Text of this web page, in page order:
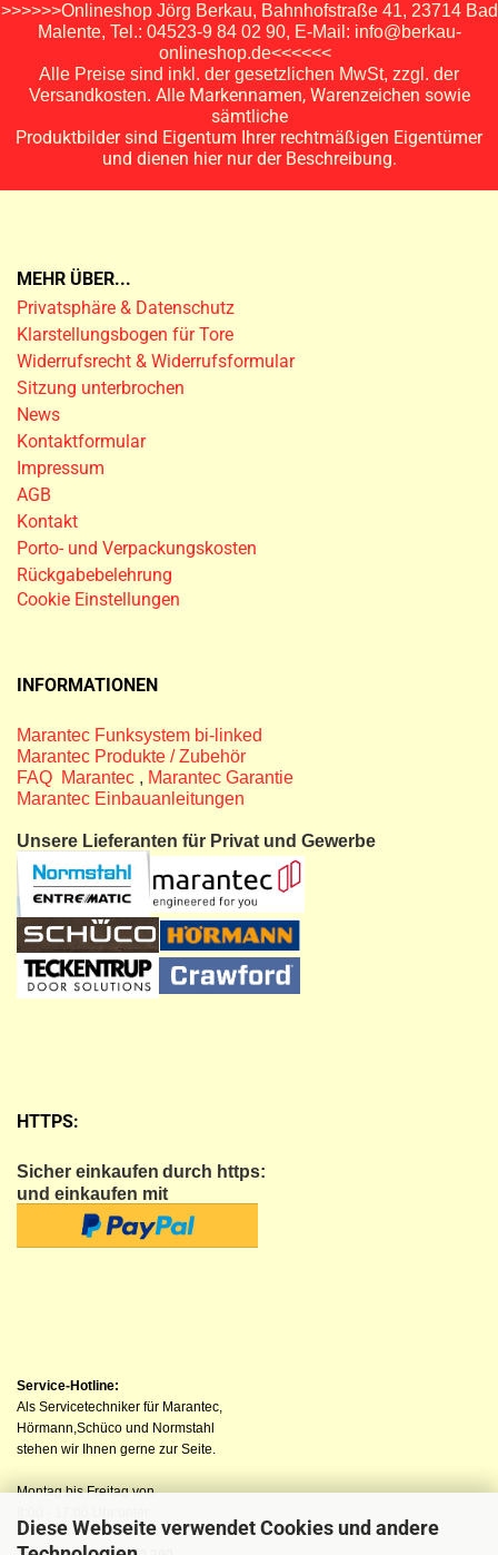
Diese Webseite verwendet Cookies und andere
>>>>>>Onlineshop Jörg Berkau, Bahnhofstraße 41, 23714 Bad
Malente, Tel.: 04523-9 84 02 90, E-Mail: info@berkau-
onlineshop.de<<<<<<
Alle Preise sind inkl. der gesetzlichen MwSt, zzgl. der
Versandkosten. Alle Markennamen, Warenzeichen sowie
sämtliche
Produktbilder sind Eigentum Ihrer rechtmäßigen Eigentümer
und dienen hier nur der Beschreibung.
MEHR ÜBER...
Privatsphäre & Datenschutz
Klarstellungsbogen für Tore
Widerrufsrecht & Widerrufsformular
Sitzung unterbrochen
News
Kontaktformular
Impressum
AGB
Kontakt
Porto- und Verpackungskosten
Rückgabebelehrung
Cookie Einstellungen
INFORMATIONEN
Marantec Funksystem bi-linked
Marantec Produkte / Zubehör
FAQ Marantec , Marantec Garantie
Marantec Einbauanleitungen
Unsere Lieferanten für Privat und Gewerbe
HTTPS:
Sicher einkaufen durch https:
und einkaufen mit
Service-Hotline:
Als Servicetechniker für Marantec,
Hörmann,Schüco und Normstahl
stehen wir Ihnen gerne zur Seite.
Montag bis Freitag von